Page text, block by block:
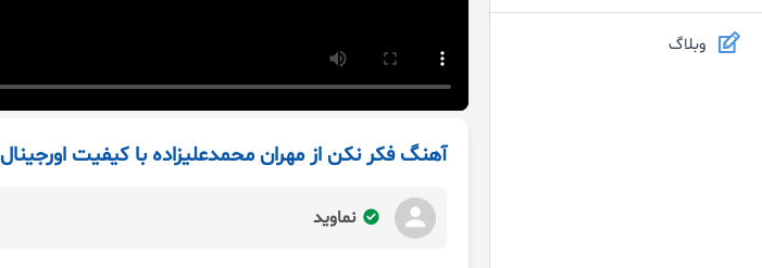
وبلاگ
آهنگ فکر نکن از مهران محمدعلیزاده با کیفیت اورجینال
نماوید